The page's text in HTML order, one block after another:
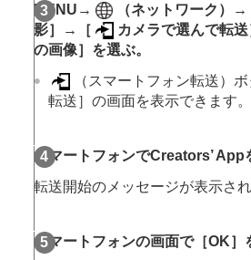
カメラの電源OFF中に接続する
スマートフォンから位置情報を
パソコンでできること
クラウドサービスを利用する
MENU→ （ネットワーク ）→
影］
→ ［ カメラで選んで転送
の画像］ を選ぶ。
（ スマートフォン転送）
転送］ の画面を表示できます。
スマートフォンでCreators’ App
転送開始のメッセージが表示され
スマートフォンの画面で［OK］